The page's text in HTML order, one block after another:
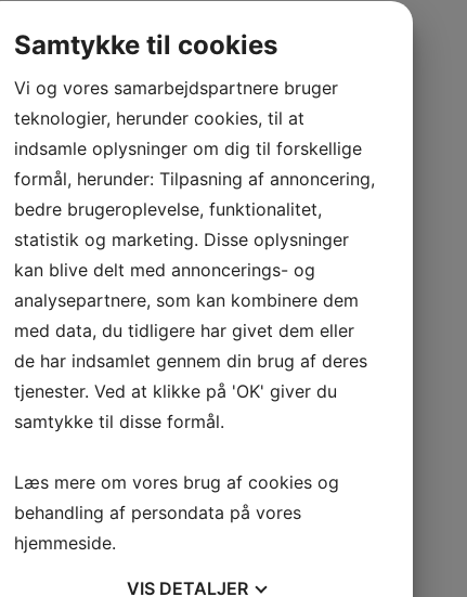
Samtykke til cookies
Vi og vores samarbejdspartnere bruger
teknologier, herunder cookies, til at
indsamle oplysninger om dig til forskellige
formål, herunder: Tilpasning af annoncering,
bedre brugeroplevelse, funktionalitet,
statistik og marketing. Disse oplysninger
kan blive delt med annoncerings- og
analysepartnere, som kan kombinere dem
med data, du tidligere har givet dem eller
de har indsamlet gennem din brug af deres
tjenester. Ved at klikke på 'OK' giver du
samtykke til disse formål.
Læs mere om vores brug af cookies og
behandling af persondata på vores
hjemmeside.
VIS DETALJER